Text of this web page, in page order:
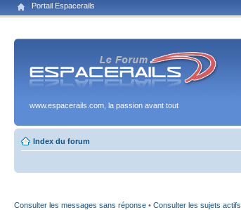
Portail Espacerails
www.espacerails.com, la passion avant tout
Index du forum
Consulter les messages sans réponse • Consulter les sujets actifs